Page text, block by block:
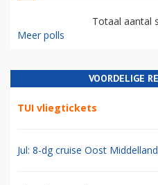
Totaal aantal
Meer polls
VOORDELIGE
TUI vliegtickets
Jul: 8-dg cruise Oost